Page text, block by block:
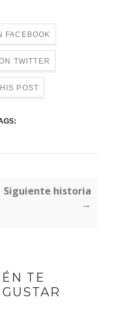
FACEBOOK
TWITTER
POST
Siguiente historia
→
TE